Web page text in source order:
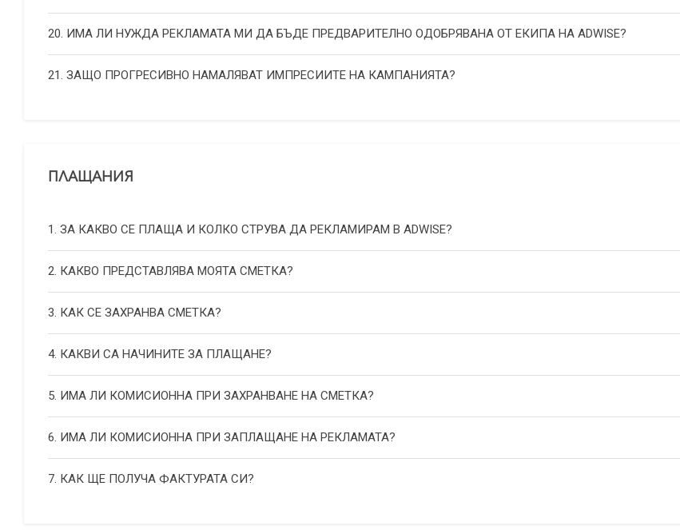
20. ИМА ЛИ НУЖДА РЕКЛАМАТА МИ ДА БЪДЕ ПРЕДВАРИТЕЛНО ОДОБРЯВАНА ОТ ЕКИПА НА ADWISE?
21. ЗАЩО ПРОГРЕСИВНО НАМАЛЯВАТ ИМПРЕСИИТЕ НА КАМПАНИЯТА?
ПЛАЩАНИЯ
1. ЗА КАКВО СЕ ПЛАЩА И КОЛКО СТРУВА ДА РЕКЛАМИРАМ В ADWISE?
2. КАКВО ПРЕДСТАВЛЯВА МОЯТА СМЕТКА?
3. КАК СЕ ЗАХРАНВА СМЕТКА?
4. КАКВИ СА НАЧИНИТЕ ЗА ПЛАЩАНЕ?
5. ИМА ЛИ КОМИСИОННА ПРИ ЗАХРАНВАНЕ НА СМЕТКА?
6. ИМА ЛИ КОМИСИОННА ПРИ ЗАПЛАЩАНЕ НА РЕКЛАМАТА?
7. КАК ЩЕ ПОЛУЧА ФАКТУРАТА СИ?